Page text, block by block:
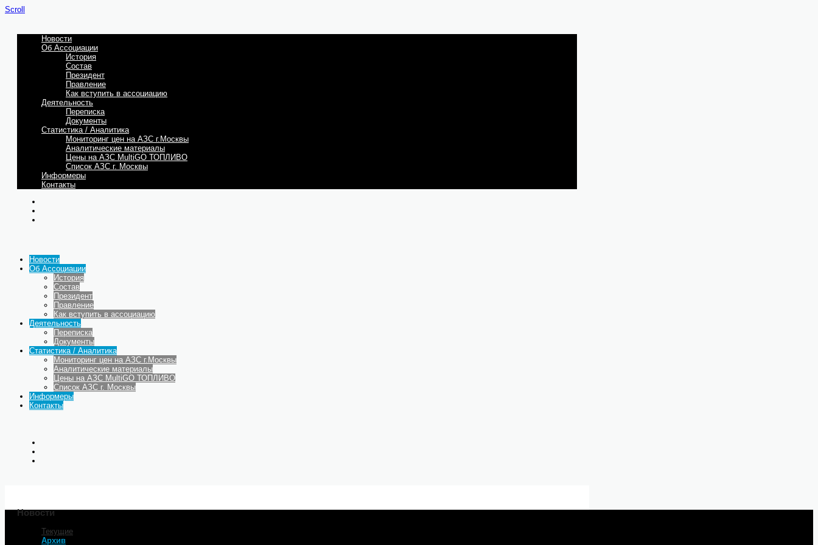
Scroll
Новости
Об Ассоциации
История
Состав
Президент
Правление
Как вступить в ассоциацию
Деятельность
Переписка
Документы
Статистика / Аналитика
Мониторинг цен на АЗС г.Москвы
Аналитические материалы
Цены на АЗС MultiGO ТОПЛИВО
Список АЗС г. Москвы
Информеры
Контакты
Новости
Об Ассоциации
История
Состав
Президент
Правление
Как вступить в ассоциацию
Деятельность
Переписка
Документы
Статистика / Аналитика
Мониторинг цен на АЗС г.Москвы
Аналитические материалы
Цены на АЗС MultiGO ТОПЛИВО
Список АЗС г. Москвы
Информеры
Контакты
Новости
Текущие
Архив